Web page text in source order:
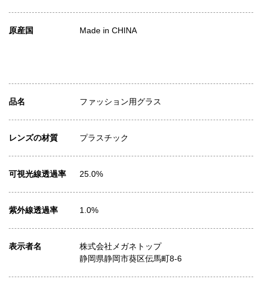
原産国 Made in CHINA
品名 ファッション用グラス
レンズの材質 プラスチック
可視光線透過率 25.0%
紫外線透過率 1.0%
表示者名
株式会社メガネトップ
静岡県静岡市葵区伝馬町8-6